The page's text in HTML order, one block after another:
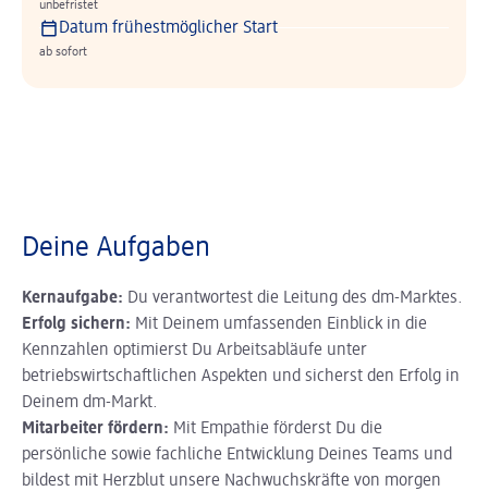
unbefristet
Datum frühestmöglicher Start
ab sofort
Deine Aufgaben
Kernaufgabe: Du verantwortest die Leitung des dm-Marktes.
Erfolg sichern: Mit Deinem umfassenden Einblick in die
Kennzahlen optimierst Du Arbeitsabläufe unter
betriebswirtschaftlichen Aspekten und sicherst den Erfolg in
Deinem dm-Markt.
Mitarbeiter fördern: Mit Empathie förderst Du die
persönliche sowie fachliche Entwicklung Deines Teams und
bildest mit Herzblut unsere Nachwuchskräfte von morgen